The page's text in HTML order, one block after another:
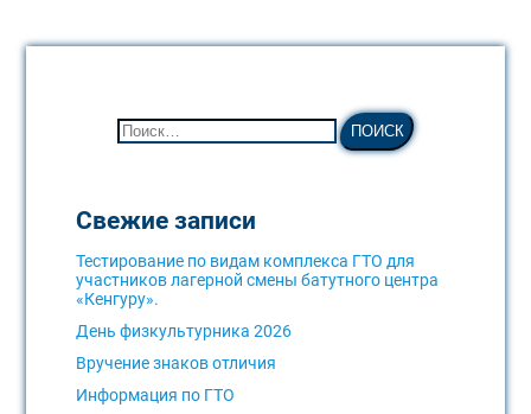
Свежие записи
Тестирование по видам комплекса ГТО для
участников лагерной смены батутного центра
«Кенгуру».
День физкультурника 2026
Вручение знаков отличия
Информация по ГТО